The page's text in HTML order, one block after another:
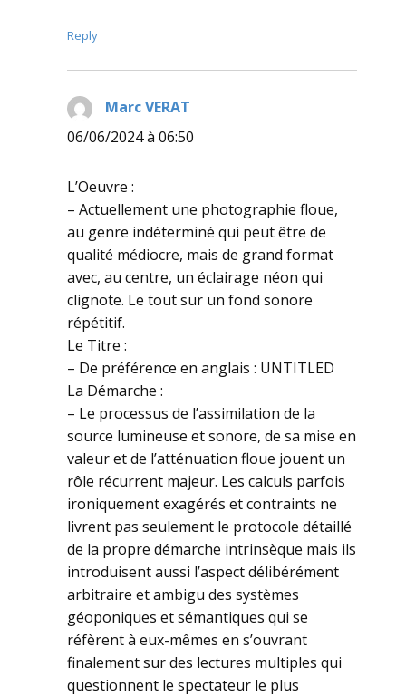
Reply
Marc VERAT
06/06/2024 à 06:50
L’Oeuvre :
– Actuellement une photographie floue,
au genre indéterminé qui peut être de
qualité médiocre, mais de grand format
avec, au centre, un éclairage néon qui
clignote. Le tout sur un fond sonore
répétitif.
Le Titre :
– De préférence en anglais : UNTITLED
La Démarche :
– Le processus de l’assimilation de la
source lumineuse et sonore, de sa mise en
valeur et de l’atténuation floue jouent un
rôle récurrent majeur. Les calculs parfois
ironiquement exagérés et contraints ne
livrent pas seulement le protocole détaillé
de la propre démarche intrinsèque mais ils
introduisent aussi l’aspect délibérément
arbitraire et ambigu des systèmes
géoponiques et sémantiques qui se
réfèrent à eux-mêmes en s’ouvrant
finalement sur des lectures multiples qui
questionnent le spectateur le plus